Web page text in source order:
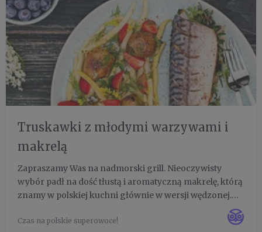
Truskawki z młodymi warzywami i
makrelą
Zapraszamy Was na nadmorski grill. Nieoczywisty
wybór padł na dość tłustą i aromatyczną makrelę, którą
znamy w polskiej kuchni głównie w wersji wędzonej.
dodatkowo podkręcona słodko-kwaśnymi nutami
Czas na polskie superowoce!